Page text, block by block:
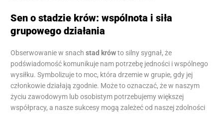
Sen o stadzie krów: wspólnota i siła
grupowego działania
Obserwowanie w snachstad krówto silny sygnał, że
podświadomość komunikuje nam potrzebę jedności i wspólnego
wysiłku. Symbolizuje to moc, która drzemie w grupie, gdy jej
członkowie działają zgodnie. Może to oznaczać, że w naszym
życiu zawodowym lub osobistym potrzebujemy większej
współpracy, a nasze sukcesy mogą zależeć od naszej zdolności